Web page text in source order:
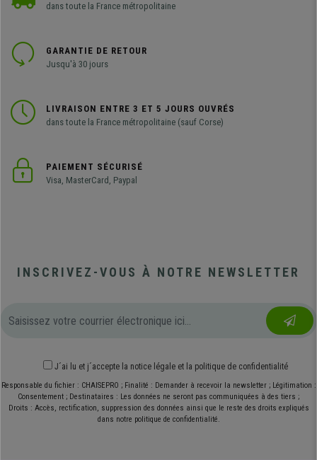
dans toute la France métropolitaine
GARANTIE DE RETOUR
Jusqu'à 30 jours
LIVRAISON ENTRE 3 ET 5 JOURS OUVRÉS
dans toute la France métropolitaine (sauf Corse)
PAIEMENT SÉCURISÉ
Visa, MasterCard, Paypal
INSCRIVEZ-VOUS À NOTRE NEWSLETTER
J´ai lu et j´accepte la notice légale et la politique de confidentialité
Responsable du fichier : CHAISEPRO ; Finalité : Demander à recevoir la newsletter ; Légitimation :
Consentement ; Destinataires : Les données ne seront pas communiquées à des tiers ;
Droits : Accès, rectification, suppression des données ainsi que le reste des droits expliqués
dans notre politique de confidentialité.